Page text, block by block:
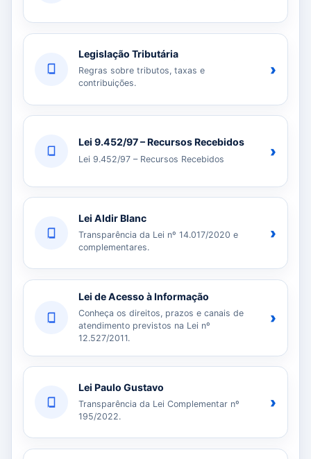
Legislação Tributária
Regras sobre tributos, taxas e
contribuições.
›
Lei 9.452/97 – Recursos Recebidos
Lei 9.452/97 – Recursos Recebidos ›
Lei Aldir Blanc
Transparência da Lei nº 14.017/2020 e
complementares.
›
Lei de Acesso à Informação
Conheça os direitos, prazos e canais de
atendimento previstos na Lei nº
12.527/2011.
›
Lei Paulo Gustavo
Transparência da Lei Complementar nº
195/2022.
›